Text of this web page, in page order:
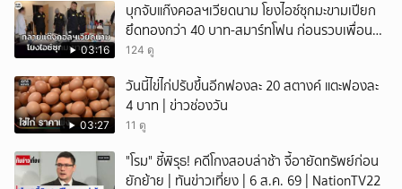
03:16
บุกจับแก๊งคอลฯเวียดนาม โยงไอซ์ซุกมะขามเปียก
ยึดทองกว่า 40 บาท-สมาร์ทโฟน ก่อนรวบเพื่อน
ร่วมทีมหอบเงิน 1.5 แสนติดสินบนคาโรงพัก
124 ดู
03:27
วันนี้ไข่ไก่ปรับขึ้นอีกฟองละ 20 สตางค์ แตะฟองละ
4 บาท | ข่าวช่องวัน
11 ดู
"โรม" ชี้พิรุธ! คดีโกงสอบล่าช้า จี้อายัดทรัพย์ก่อน
ยักย้าย | ทันข่าวเที่ยง | 6 ส.ค. 69 | NationTV22